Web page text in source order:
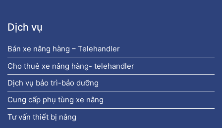
Dịch vụ
Bán xe nâng hàng – Telehandler
Cho thuê xe nâng hàng- telehandler
Dịch vụ bảo trì-bảo dưỡng
Cung cấp phụ tùng xe nâng
Tư vấn thiết bị nâng